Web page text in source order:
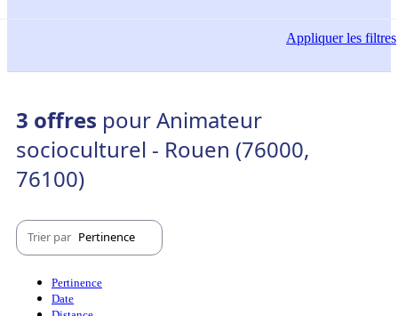
Appliquerles filtres
3 offres pour Animateur
socioculturel - Rouen (76000,
76100)
Trier par Pertinence
Pertinence
Date